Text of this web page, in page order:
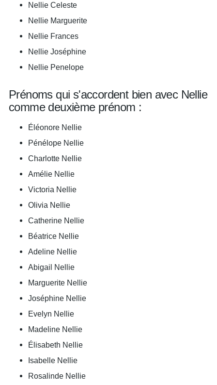
Nellie Celeste
Nellie Marguerite
Nellie Frances
Nellie Joséphine
Nellie Penelope
Prénoms qui s'accordent bien avec Nellie
comme deuxième prénom :
Éléonore Nellie
Pénélope Nellie
Charlotte Nellie
Amélie Nellie
Victoria Nellie
Olivia Nellie
Catherine Nellie
Béatrice Nellie
Adeline Nellie
Abigail Nellie
Marguerite Nellie
Joséphine Nellie
Evelyn Nellie
Madeline Nellie
Élisabeth Nellie
Isabelle Nellie
Rosalinde Nellie